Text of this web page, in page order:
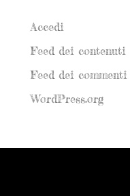
Accedi
Feed dei contenuti
Feed dei commenti
WordPress.org